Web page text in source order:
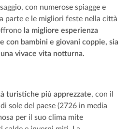
con numerose spiagge e
parte e le migliori feste nella città
la migliore esperienza
con bambini e giovani coppie, sia
vivace vita notturna.
turistiche più apprezzate, con il
sole del paese (2726 in media
per il suo clima mite